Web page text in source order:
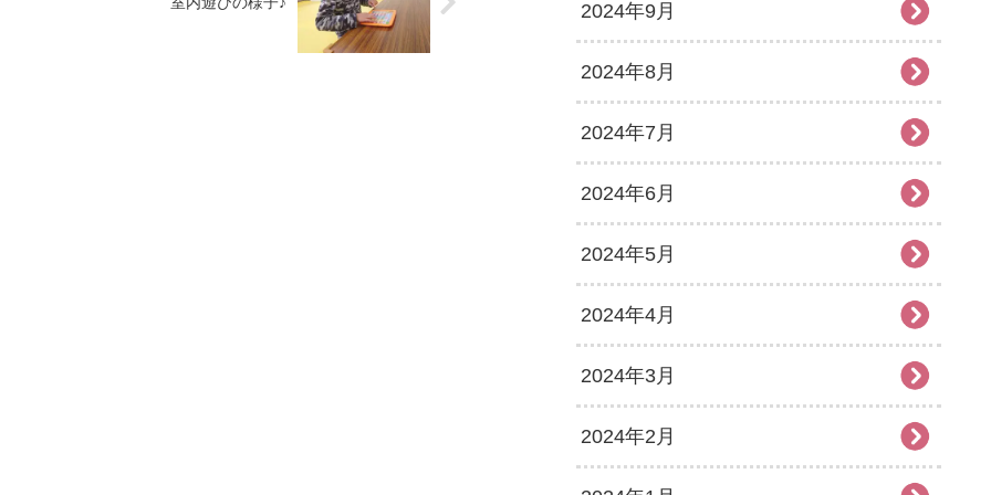
2024年9月
2024年8月
2024年7月
2024年6月
2024年5月
2024年4月
2024年3月
2024年2月